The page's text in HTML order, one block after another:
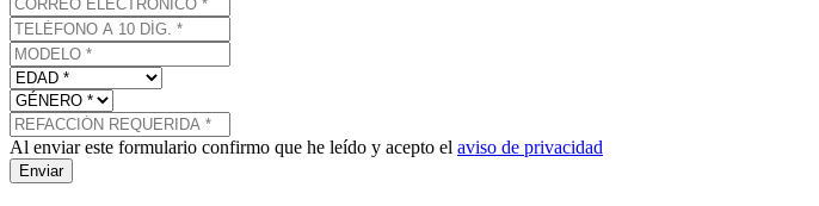
Al enviar este formulario confirmo que he leído y acepto el aviso de privacidad
Enviar